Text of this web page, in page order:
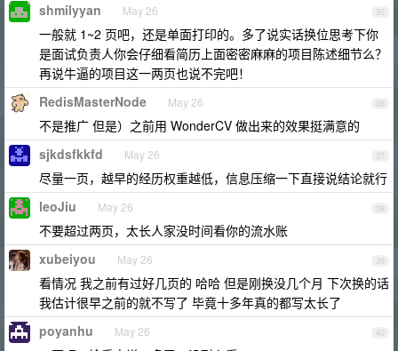
35
shmilyyan May 26
一般就 1~2 页吧，还是单面打印的。多了说实话换位思考下你
是面试负责人你会仔细看简历上面密密麻麻的项目陈述细节么？
再说牛逼的项目这一两页也说不完吧！
36
RedisMasterNode May 26
不是推广 但是）之前用 WonderCV 做出来的效果挺满意的
37
sjkdsfkkfd May 26
尽量一页，越早的经历权重越低，信息压缩一下直接说结论就行
38
leoJiu May 26
不要超过两页，太长人家没时间看你的流水账
39
xubeiyou May 26
看情况 我之前有过好几页的 哈哈 但是刚换没几个月 下次换的话
我估计很早之前的就不写了 毕竟十多年真的都写太长了
40
poyanhu May 26